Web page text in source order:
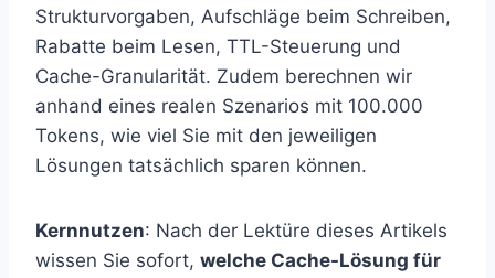
Strukturvorgaben, Aufschläge beim Schreiben,
Rabatte beim Lesen, TTL-Steuerung und
Cache-Granularität. Zudem berechnen wir
anhand eines realen Szenarios mit 100.000
Tokens, wie viel Sie mit den jeweiligen
Lösungen tatsächlich sparen können.
Kernnutzen: Nach der Lektüre dieses Artikels
wissen Sie sofort, welche Cache-Lösung für